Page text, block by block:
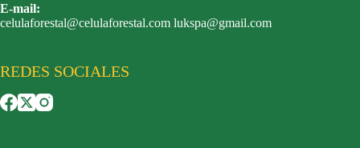
E-mail:
celulaforestal@celulaforestal.com lukspa@gmail.com
REDES SOCIALES